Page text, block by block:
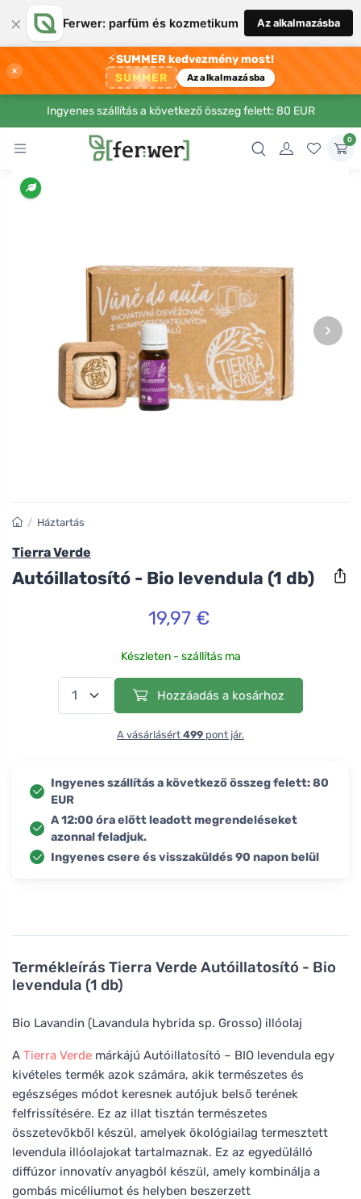
× Ferwer: parfüm és kozmetikum Az alkalmazásba
×
⚡SUMMER kedvezmény most!
SUMMER Az alkalmazásba
Ingyenes szállítás a következő összeg felett: 80 EUR
0
›
Termékleírás Tierra Verde Autóillatosító - Bio
levendula (1 db)
Bio Lavandin (Lavandula hybrida sp. Grosso) illóolaj
A Tierra Verde márkájú Autóillatosító – BIO levendula egy
kivételes termék azok számára, akik természetes és
egészséges módot keresnek autójuk belső terének
felfrissítésére. Ez az illat tisztán természetes
összetevőkből készül, amelyek ökológiailag termesztett
levendula illóolajokat tartalmaznak. Ez az egyedülálló
diffúzor innovatív anyagból készül, amely kombinálja a
gombás micéliumot és helyben beszerzett
/ Háztartás
Tierra Verde
Autóillatosító - Bio levendula (1 db)
19,97 €
Készleten - szállítás ma
Hozzáadás a kosárhoz
A vásárlásért 499 pont jár.
Ingyenes szállítás a következő összeg felett: 80
EUR
A 12:00 óra előtt leadott megrendeléseket
azonnal feladjuk.
Ingyenes csere és visszaküldés 90 napon belül